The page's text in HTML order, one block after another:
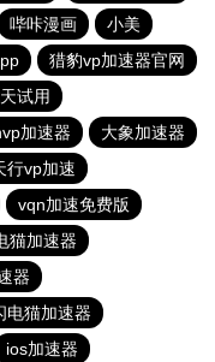
哔咔漫画
小美
猎豹vp加速器官网
试用
加速器
大象加速器
行vp加速
vqn加速免费版
猫加速器
器
电猫加速器
ios加速器